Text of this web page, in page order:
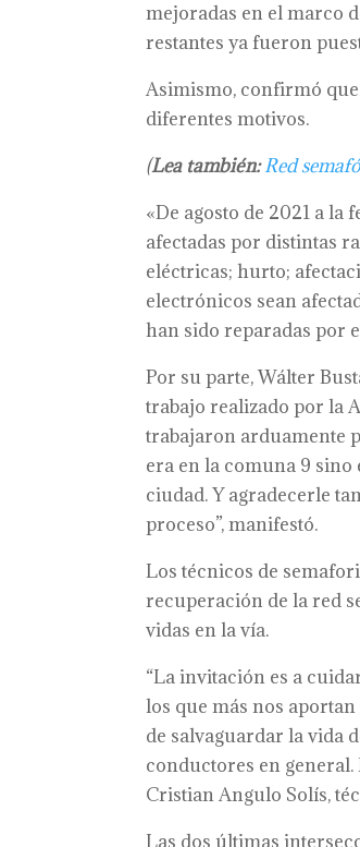
mejoradas en el marco
restantes ya fueron
Asimismo, confirmó
diferentes motivos.
(Lea también:Red
«De agosto de 2021 a
afectadas por distintas
eléctricas; hurto;
electrónicos sean
han sido reparadas por
Por su parte, Wálter
trabajo realizado por la
trabajaron arduamente
era en la comuna 9 sino
ciudad. Y agradecerle
proceso”, manifestó.
Los técnicos de
recuperación de la red
vidas en la vía.
“La invitación es a
los que más nos
de salvaguardar la vida
conductores en general.
Cristian Angulo Solís,
Las dos últimas